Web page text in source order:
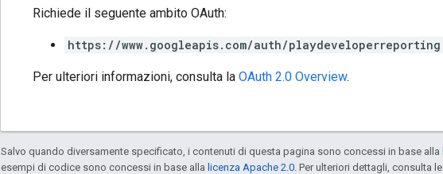
Richiede il seguente ambito OAuth:
https://www.googleapis.com/auth/playdeveloperreporting
Per ulteriori informazioni, consulta la OAuth 2.0 Overview.
Salvo quando diversamente specificato, i contenuti di questa pagina sono concessi in base alla
esempi di codice sono concessi in base alla licenza Apache 2.0 . Per ulteriori dettagli, consulta le